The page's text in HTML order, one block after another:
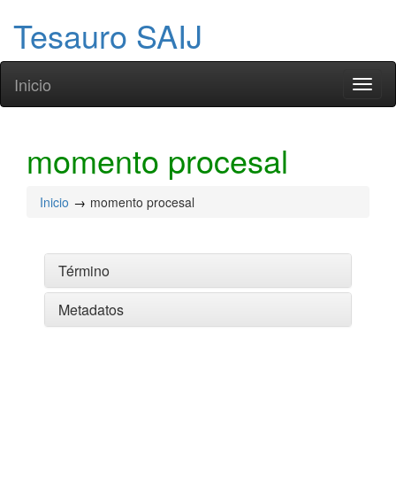
Tesauro SAIJ
Inicio
momento procesal
Inicio momento procesal
Término
Metadatos